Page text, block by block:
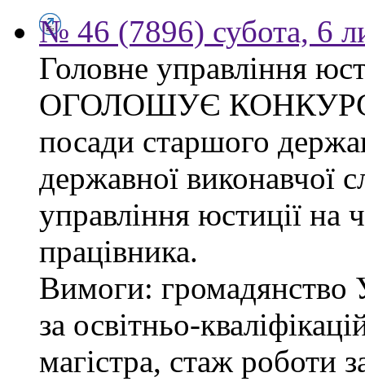
№ 46 (7896) субота, 6
Головне управління
ОГОЛОШУЄ КОНКУРС
посади старшого
державної виконавчої
управління юстиції на
працівника.
Вимоги: громадянство
за освітньо-
магістра, стаж роботи